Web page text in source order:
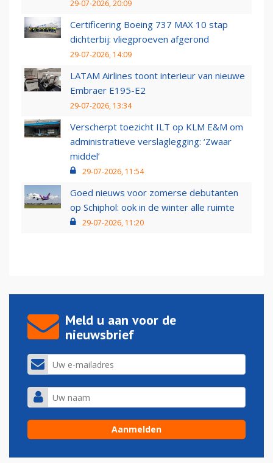
29-07-2026, 20:09
Certificering Boeing 737 MAX 10 stap
dichterbij: vliegproeven afgerond
29-07-2026, 14:09
LATAM Airlines toont interieur van nieuwe
Embraer E195-E2
29-07-2026, 13:34
Verscherpt toezicht ILT op KLM E&M om
administratieve verslaglegging: ‘Zwaar
middel’
29-07-2026, 11:54
Goed nieuws voor zomerse debutanten
op Schiphol: ook in de winter alle ruimte
29-07-2026, 11:20
Meld u aan voor de
nieuwsbrief